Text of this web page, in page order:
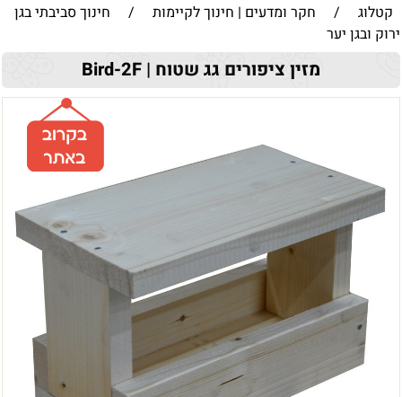
קטלוג / חקר ומדעים | חינוך לקיימות /
חינוך סביבתי בגן
ירוק ובגן יער
מזין ציפורים גג שטוח | Bird-2F